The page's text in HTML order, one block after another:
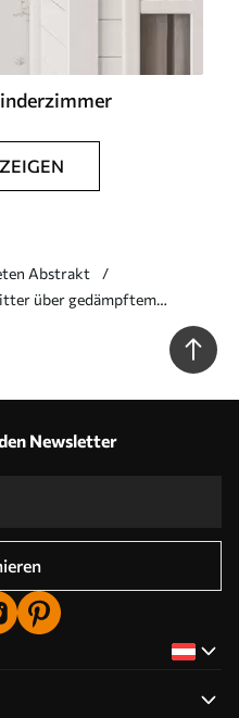
Abstrakt
über gedämpftem
Newsletter